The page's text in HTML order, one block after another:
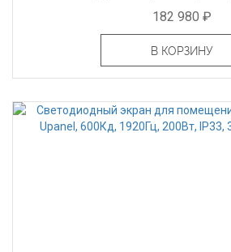
182 980 ₽
В КОРЗИНУ